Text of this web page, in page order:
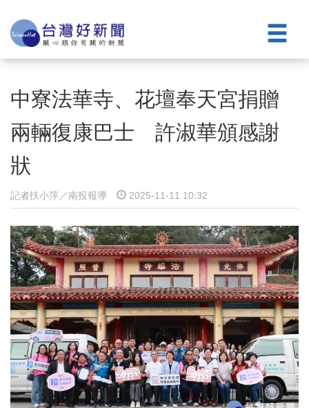
中寮法華寺、花壇奉天宮捐贈
兩輛復康巴士 許淑華頒感謝
狀
記者扶小萍／南投報導 2025-11-11 10:32